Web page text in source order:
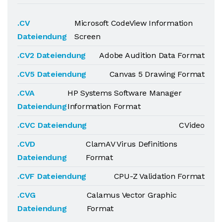
.CV
Dateiendung
Microsoft CodeView Information
Screen
.CV2 Dateiendung
Adobe Audition Data Format
.CV5 Dateiendung
Canvas 5 Drawing Format
.CVA
Dateiendung
HP Systems Software Manager
Information Format
.CVC Dateiendung
CVideo
.CVD
Dateiendung
ClamAV Virus Definitions
Format
.CVF Dateiendung
CPU-Z Validation Format
.CVG
Dateiendung
Calamus Vector Graphic
Format